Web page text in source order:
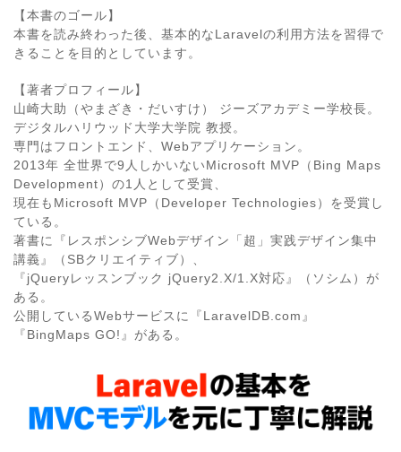
【本書のゴール】
本書を読み終わった後、基本的なLaravelの利用方法を習得で
きることを目的としています。
【著者プロフィール】
山崎大助（やまざき・だいすけ） ジーズアカデミー学校長。
デジタルハリウッド大学大学院 教授。
専門はフロントエンド、Webアプリケーション。
2013年 全世界で9人しかいないMicrosoft MVP（Bing Maps
Development）の1人として受賞、
現在もMicrosoft MVP（Developer Technologies）を受賞し
ている。
著書に『レスポンシブWebデザイン「超」実践デザイン集中
講義』（SBクリエイティブ）、
『jQueryレッスンブック jQuery2.X/1.X対応』（ソシム）が
ある。
公開しているWebサービスに『LaravelDB.com』
『BingMaps GO!』がある。